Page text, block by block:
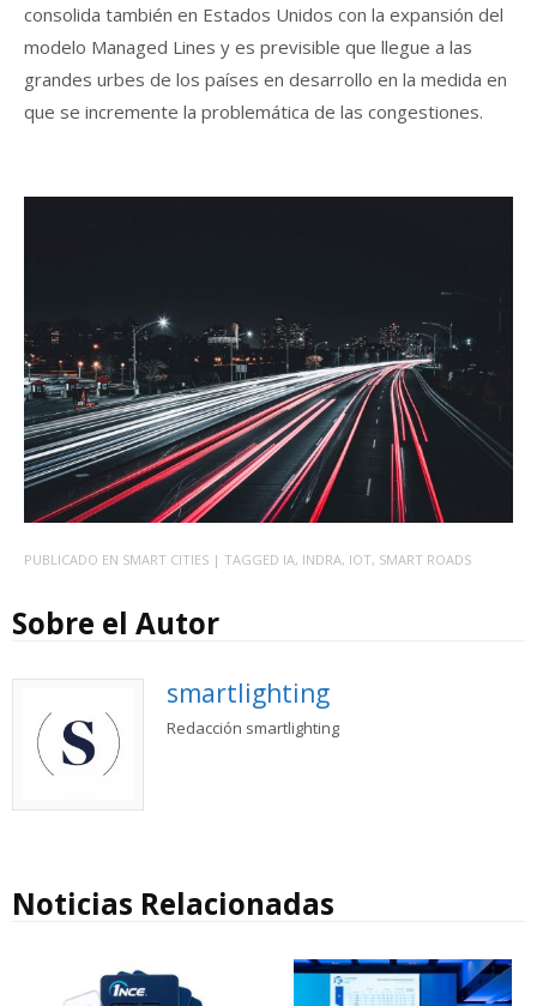
consolida también en Estados Unidos con la expansión del
modelo Managed Lines y es previsible que llegue a las
grandes urbes de los países en desarrollo en la medida en
que se incremente la problemática de las congestiones.
PUBLICADO EN SMART CITIES | TAGGED IA, INDRA, IOT, SMART ROADS
Sobre el Autor
smartlighting
Redacción smartlighting
Noticias Relacionadas